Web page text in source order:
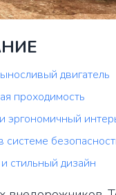
двигатель
проходимость
эргономичный
системе
стильный дизайн